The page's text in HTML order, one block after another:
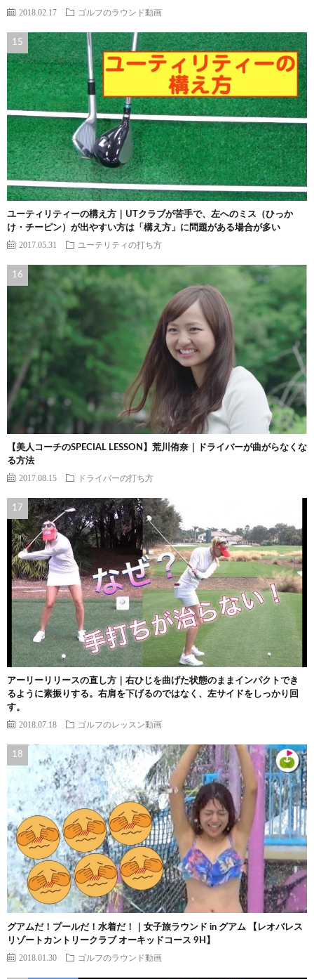
2018.02.17 ゴルフのラウンド動画
ユーティリティーの構え方｜UTクラブが苦手で、左へのミス（ひっか
け・チーピン）が出やすい方は「構え方」に問題がある場合が多い
2017.05.31 ユーテリティの打ち方
【美人コーチのSPECIAL LESSON】荒川侑奈｜ドライバーが曲がらなくな
る方法
2017.08.15 ドライバーの打ち方
アーリーリリースの直し方｜右ひじを曲げた状態のままインパクトでき
るように素振りする。右肩を下げるのではなく、左サイドをしっかり回
す。
2018.07.18 ゴルフのレッスン動画
グアムだ！プールだ！水着だ！｜女子旅ラウンド in グアム 【レオパレス
リゾートカントリークラブ オーキッドコース 9H】
2018.01.30 ゴルフのラウンド動画